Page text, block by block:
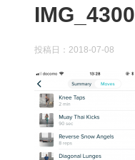
IMG_4300
投稿日：2018-07-08